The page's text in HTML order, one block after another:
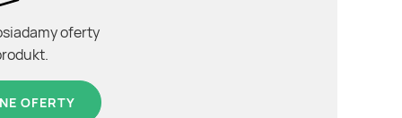
oferty
OFERTY